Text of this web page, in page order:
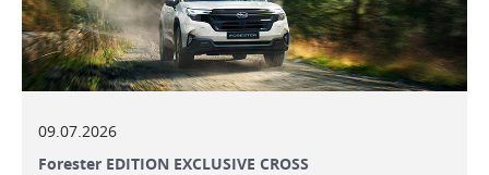
09.07.2026
Forester EDITION EXCLUSIVE CROSS